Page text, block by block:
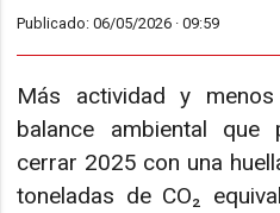
Publicado: 06/05/2026 ·09:59
Más actividad y
balance ambiental que
cerrar 2025 con una
toneladas de CO₂